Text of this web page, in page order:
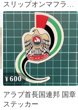
スリップオンマフラ
ー Diablo Slipno
¥600
アラブ首長国連邦 国章
ステッカー